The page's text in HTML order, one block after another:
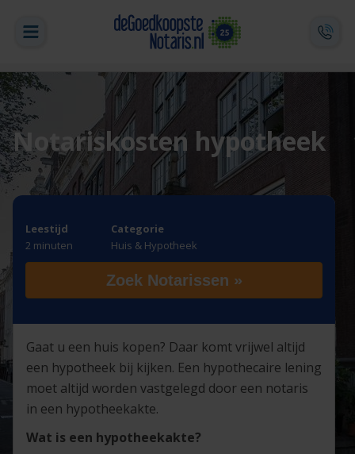
Notariskosten hypotheek
Leestijd
2 minuten
Categorie
Huis & Hypotheek
Zoek Notarissen »
Gaat u een huis kopen? Daar komt vrijwel altijd
een hypotheek bij kijken. Een hypothecaire lening
moet altijd worden vastgelegd door een notaris
in een hypotheekakte.
Wat is een hypotheekakte?